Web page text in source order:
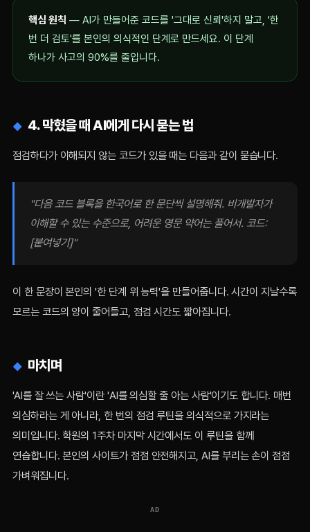
핵심 원칙 — AI가 만들어준 코드를 '그대로 신뢰'하지 말고, '한
번 더 검토'를 본인의 의식적인 단계로 만드세요. 이 단계
하나가 사고의 90%를 줄입니다.
4. 막혔을 때 AI에게 다시 묻는 법
점검하다가 이해되지 않는 코드가 있을 때는 다음과 같이 묻습니다.
"다음 코드 블록을 한국어로 한 문단씩 설명해줘. 비개발자가
이해할 수 있는 수준으로, 어려운 영문 약어는 풀어서. 코드:
[붙여넣기]"
이 한 문장이 본인의 '한 단계 위 능력'을 만들어줍니다. 시간이 지날수록
모르는 코드의 양이 줄어들고, 점검 시간도 짧아집니다.
마치며
'AI를 잘 쓰는 사람'이란 'AI를 의심할 줄 아는 사람'이기도 합니다. 매번
의심하라는 게 아니라, 한 번의 점검 루틴을 의식적으로 가지라는
의미입니다. 학원의 1주차 마지막 시간에서도 이 루틴을 함께
연습합니다. 본인의 사이트가 점점 안전해지고, AI를 부리는 손이 점점
가벼워집니다.
AD